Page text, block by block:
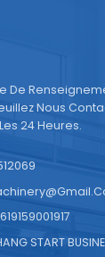
De
Nous
24 Heures.
START